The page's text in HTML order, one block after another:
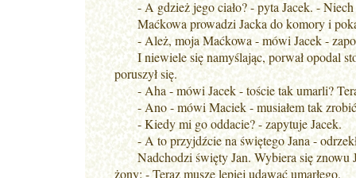
- A gdzież jego ciało? - pyta Jacek. - Niech
Maćkowa prowadzi Jacka do komory i
- Ależ, moja Maćkowa - mówi Jacek -
I niewiele się namyślając, porwał opodal
poruszył się.
- Aha - mówi Jacek - toście tak umarli?
- Ano - mówi Maciek - musiałem tak
- Kiedy mi go oddacie? - zapytuje Jacek.
- A to przyjdźcie na świętego Jana -
Nadchodzi święty Jan. Wybiera się znowu
żony: - Teraz muszę lepiej udawać umarłego.